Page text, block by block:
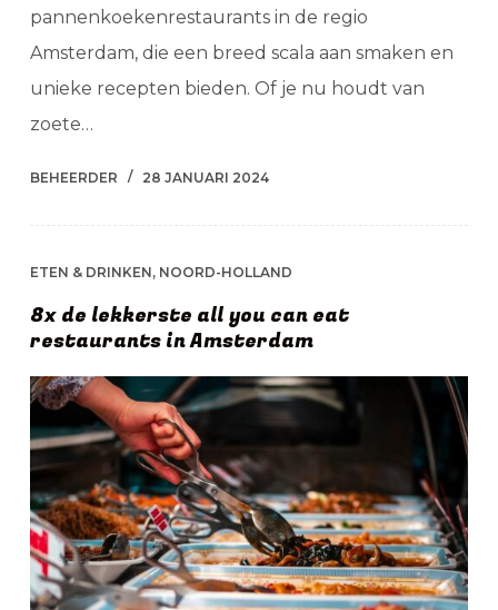
pannenkoekenrestaurants in de regio
Amsterdam, die een breed scala aan smaken en
unieke recepten bieden. Of je nu houdt van
zoete…
BEHEERDER 28 JANUARI 2024
ETEN & DRINKEN, NOORD-HOLLAND
8x de lekkerste all you can eat
restaurants in Amsterdam